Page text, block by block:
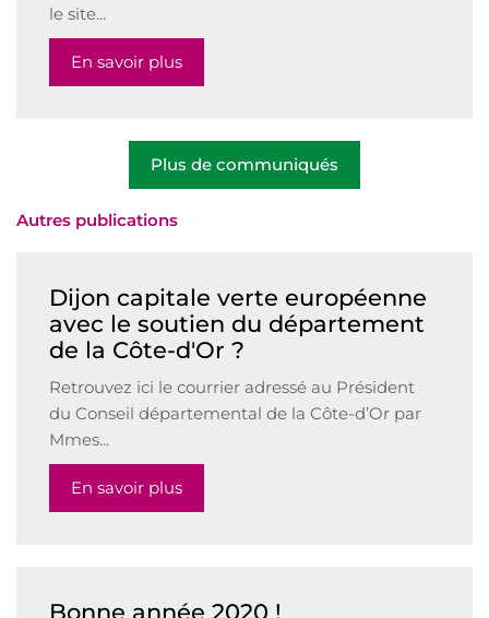
le site...
En savoir plus
Plus de communiqués
Autres publications
Dijon capitale verte européenne
avec le soutien du département
de la Côte-d'Or ?
Retrouvez ici le courrier adressé au Président
du Conseil départemental de la Côte-d’Or par
Mmes...
En savoir plus
Bonne année 2020 !